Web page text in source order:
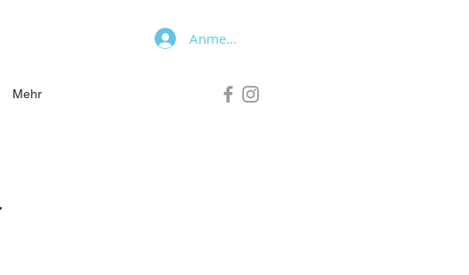
Anmelden
Mehr